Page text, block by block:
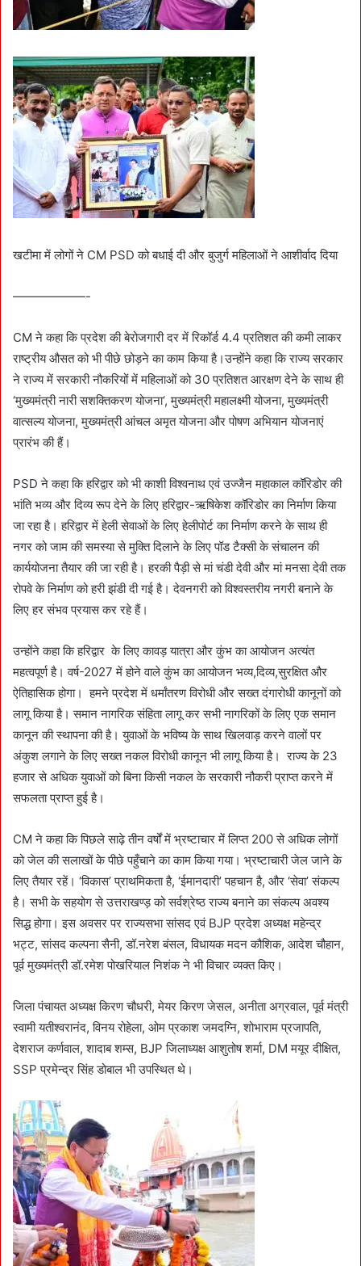
खटीमा में लोगों ने CM PSD को बधाई दी और बुजुर्ग महिलाओं ने आशीर्वाद दिया
——————-
CM ने कहा कि प्रदेश की बेरोजगारी दर में रिकॉर्ड 4.4 प्रतिशत की कमी लाकर
राष्ट्रीय औसत को भी पीछे छोड़ने का काम किया है।उन्होंने कहा कि राज्य सरकार
ने राज्य में सरकारी नौकरियों में महिलाओं को 30 प्रतिशत आरक्षण देने के साथ ही
‘मुख्यमंत्री नारी सशक्तिकरण योजना‘, मुख्यमंत्री महालक्ष्मी योजना, मुख्यमंत्री
वात्सल्य योजना, मुख्यमंत्री आंचल अमृत योजना और पोषण अभियान योजनाएं
प्रारंभ की हैं।
PSD ने कहा कि हरिद्वार को भी काशी विश्वनाथ एवं उज्जैन महाकाल कॉरिडोर की
भांति भव्य और दिव्य रूप देने के लिए हरिद्वार-ऋषिकेश कॉरिडोर का निर्माण किया
जा रहा है। हरिद्वार में हेली सेवाओं के लिए हेलीपोर्ट का निर्माण करने के साथ ही
नगर को जाम की समस्या से मुक्ति दिलाने के लिए पॉड टैक्सी के संचालन की
कार्ययोजना तैयार की जा रही है। हरकी पैड़ी से मां चंडी देवी और मां मनसा देवी तक
रोपवे के निर्माण को हरी झंडी दी गई है। देवनगरी को विश्वस्तरीय नगरी बनाने के
लिए हर संभव प्रयास कर रहे हैं।
उन्होंने कहा कि हरिद्वार के लिए कावड़ यात्रा और कुंभ का आयोजन अत्यंत
महत्वपूर्ण है। वर्ष-2027 में होने वाले कुंभ का आयोजन भव्य,दिव्य,सुरक्षित और
ऐतिहासिक होगा। हमने प्रदेश में धर्मांतरण विरोधी और सख्त दंगारोधी कानूनों को
लागू किया है। समान नागरिक संहिता लागू कर सभी नागरिकों के लिए एक समान
कानून की स्थापना की है। युवाओं के भविष्य के साथ खिलवाड़ करने वालों पर
अंकुश लगाने के लिए सख्त नकल विरोधी कानून भी लागू किया है। राज्य के 23
हजार से अधिक युवाओं को बिना किसी नकल के सरकारी नौकरी प्राप्त करने में
सफलता प्राप्त हुई है।
CM ने कहा कि पिछले साढ़े तीन वर्षों में भ्रष्टाचार में लिप्त 200 से अधिक लोगों
को जेल की सलाखों के पीछे पहुँचाने का काम किया गया। भ्रष्टाचारी जेल जाने के
लिए तैयार रहें। ‘विकास’ प्राथमिकता है, ‘ईमानदारी’ पहचान है, और ‘सेवा’ संकल्प
है। सभी के सहयोग से उत्तराखण्ड़ को सर्वश्रेष्ठ राज्य बनाने का संकल्प अवश्य
सिद्ध होगा। इस अवसर पर राज्यसभा सांसद एवं BJP प्रदेश अध्यक्ष महेन्द्र
भट्ट, सांसद कल्पना सैनी, डॉ.नरेश बंसल, विधायक मदन कौशिक, आदेश चौहान,
पूर्व मुख्यमंत्री डॉ.रमेश पोखरियाल निशंक ने भी विचार व्यक्त किए।
जिला पंचायत अध्यक्ष किरण चौधरी, मेयर किरण जेसल, अनीता अग्रवाल, पूर्व मंत्री
स्वामी यतीश्वरानंद, विनय रोहेला, ओम प्रकाश जमदग्नि, शोभाराम प्रजापति,
देशराज कर्णवाल, शादाब शम्स, BJP जिलाध्यक्ष आशुतोष शर्मा, DM मयूर दीक्षित,
SSP प्रमेन्द्र सिंह डोबाल भी उपस्थित थे।